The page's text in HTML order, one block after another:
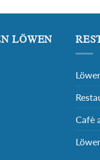
LÖWEN
Cafè